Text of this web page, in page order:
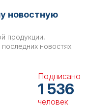
новостную
продукции,
новостях
Подписано
1 536
человек